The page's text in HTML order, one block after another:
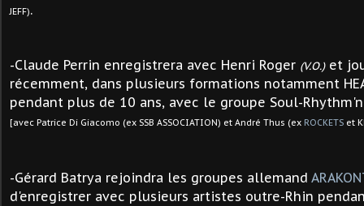
JEFF).
-Claude Perrin enregistrera avec Henri Roger (V.O.)et
récemment, dans plusieurs formations notamment
pendant plus de 10 ans, avec le groupe Soul-
[avec Patrice Di Giacomo (ex SSB ASSOCIATION) et André Thus (ex ROCKETS et
-Gérard Batrya rejoindra les groupes allemand
d'enregistrer avec plusieurs artistes outre-Rhin